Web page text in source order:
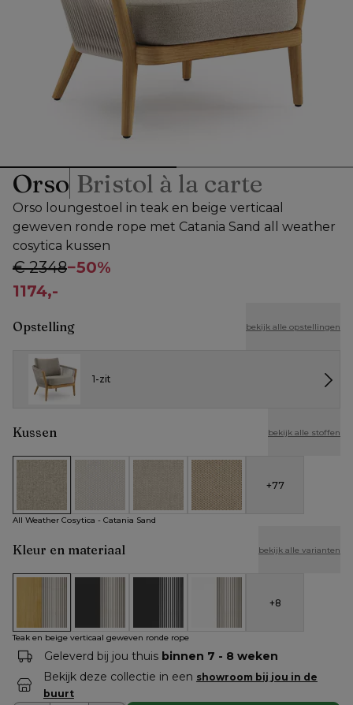
Orso Bristol à la carte
Orso loungestoel in teak en beige verticaal
geweven ronde rope met Catania Sand all weather
cosytica kussen
€ 2348−50%
1174,-
Opstelling bekijk alle opstellingen
1-zit
Kussen bekijk alle stoffen
All Weather Cosytica - Catania Sand
All Weather Cosytica - Althea Off White
All Weather Cosytica - Althea Chalk
All Weather Cosytica - Althea
+77
All Weather Cosytica - Catania Sand
Kleur en materiaal bekijk alle varianten
Zwart aluminium en beige verticaal geweven
Zwart aluminium en zwart verticaal
Wit aluminium en beige
+8
Teak en beige verticaal geweven ronde rope
Geleverd bij jou thuis binnen 7 - 8 weken
Bekijk deze collectie in een showroom bij jou in de
buurt